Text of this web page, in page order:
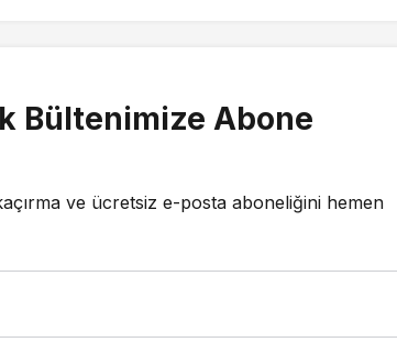
Bültenimize Abone
ve ücretsiz e-posta aboneliğini hemen